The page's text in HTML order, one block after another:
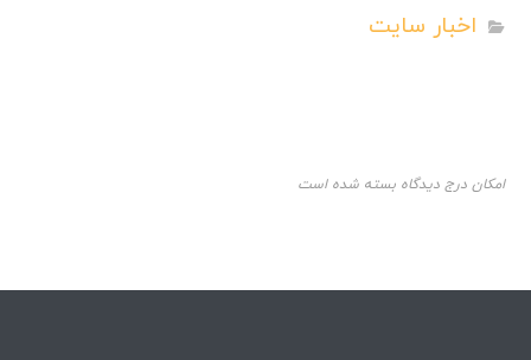
اخبار سایت
امکان درج دیدگاه بسته شده است